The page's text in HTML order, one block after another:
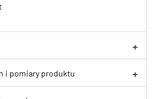
i pomiary produktu